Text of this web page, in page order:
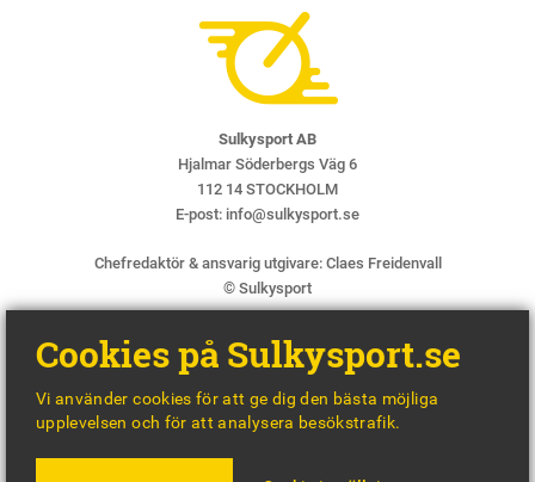
Sulkysport AB
Hjalmar Söderbergs Väg 6
112 14 STOCKHOLM
E-post: info@sulkysport.se
Chefredaktör & ansvarig utgivare: Claes Freidenvall
© Sulkysport
BY
Cookies på Sulkysport.se
Vi använder cookies för att ge dig den bästa möjliga
upplevelsen och för att analysera besökstrafik.